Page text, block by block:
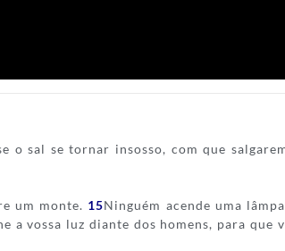
o sal se tornar insosso, com que
um monte. 15Ninguém acende uma
a vossa luz diante dos homens, para que